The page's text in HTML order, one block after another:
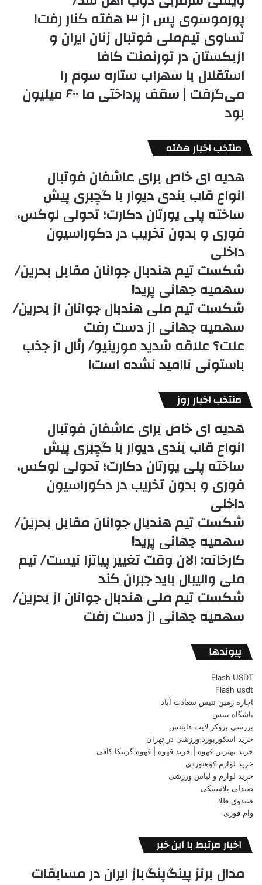
پورموسوی پس از ۳ هفته کنار رفت!
تساوی تیم‌ملی فوتبال زنان ایران و
ازبکستان در تورنمنت کافا
استقلال با سهراب ستاره سوم را
می‌گرفت | سقف پرداختی ما ۶۰۰ میلیون
بود
منتخب اخبار هفته
هدیه ای خاص برای عاشفان فوتبال
انواع قاب بندی دیوار با گچبری پیش
ساخته پلی یورتان دکارت؛ تحولی لوکس،
فوری و بدون تخریب در دکوراسیون
داخلی
شکست تیم هندبال جوانان مقابل بحرین/
سهمیه جهانی پرید!
شکست تیم ملی هندبال جوانان از بحرین/
سهمیه جهانی از دست رفت
علت؟ علاقه شدید مورینیو/ رئال از جذب
باستونی ناامید نشده است!
منتخب اخبار روز
هدیه ای خاص برای عاشفان فوتبال
انواع قاب بندی دیوار با گچبری پیش
ساخته پلی یورتان دکارت؛ تحولی لوکس،
فوری و بدون تخریب در دکوراسیون
داخلی
شکست تیم هندبال جوانان مقابل بحرین/
سهمیه جهانی پرید!
کارخانه: الان وقت تغییر پیاتزا نیست/ تیم
ملی والیبال باید جبران کند
شکست تیم ملی هندبال جوانان از بحرین/
سهمیه جهانی از دست رفت
پیوندها
Flash USDT
Flash usdt
اجاره زمین تنیس سعادت آباد
باشگاه تنیس
بررسی بروکر لایت فایننس
خرید اسکوربورد ورزشی در تهران
خرید بهترین قهوه | خرید قهوه | قهوه گرنیکا کافی
خرید لوازم کوهنوردی
خرید لوازم و لباس ورزشی
صندلی پلاستیکی
صندوق طلا
وام فوری
اخبار مرتبط با این خبر
مدال برنز پینگ‌پنگ‌باز ایران در مسابقات